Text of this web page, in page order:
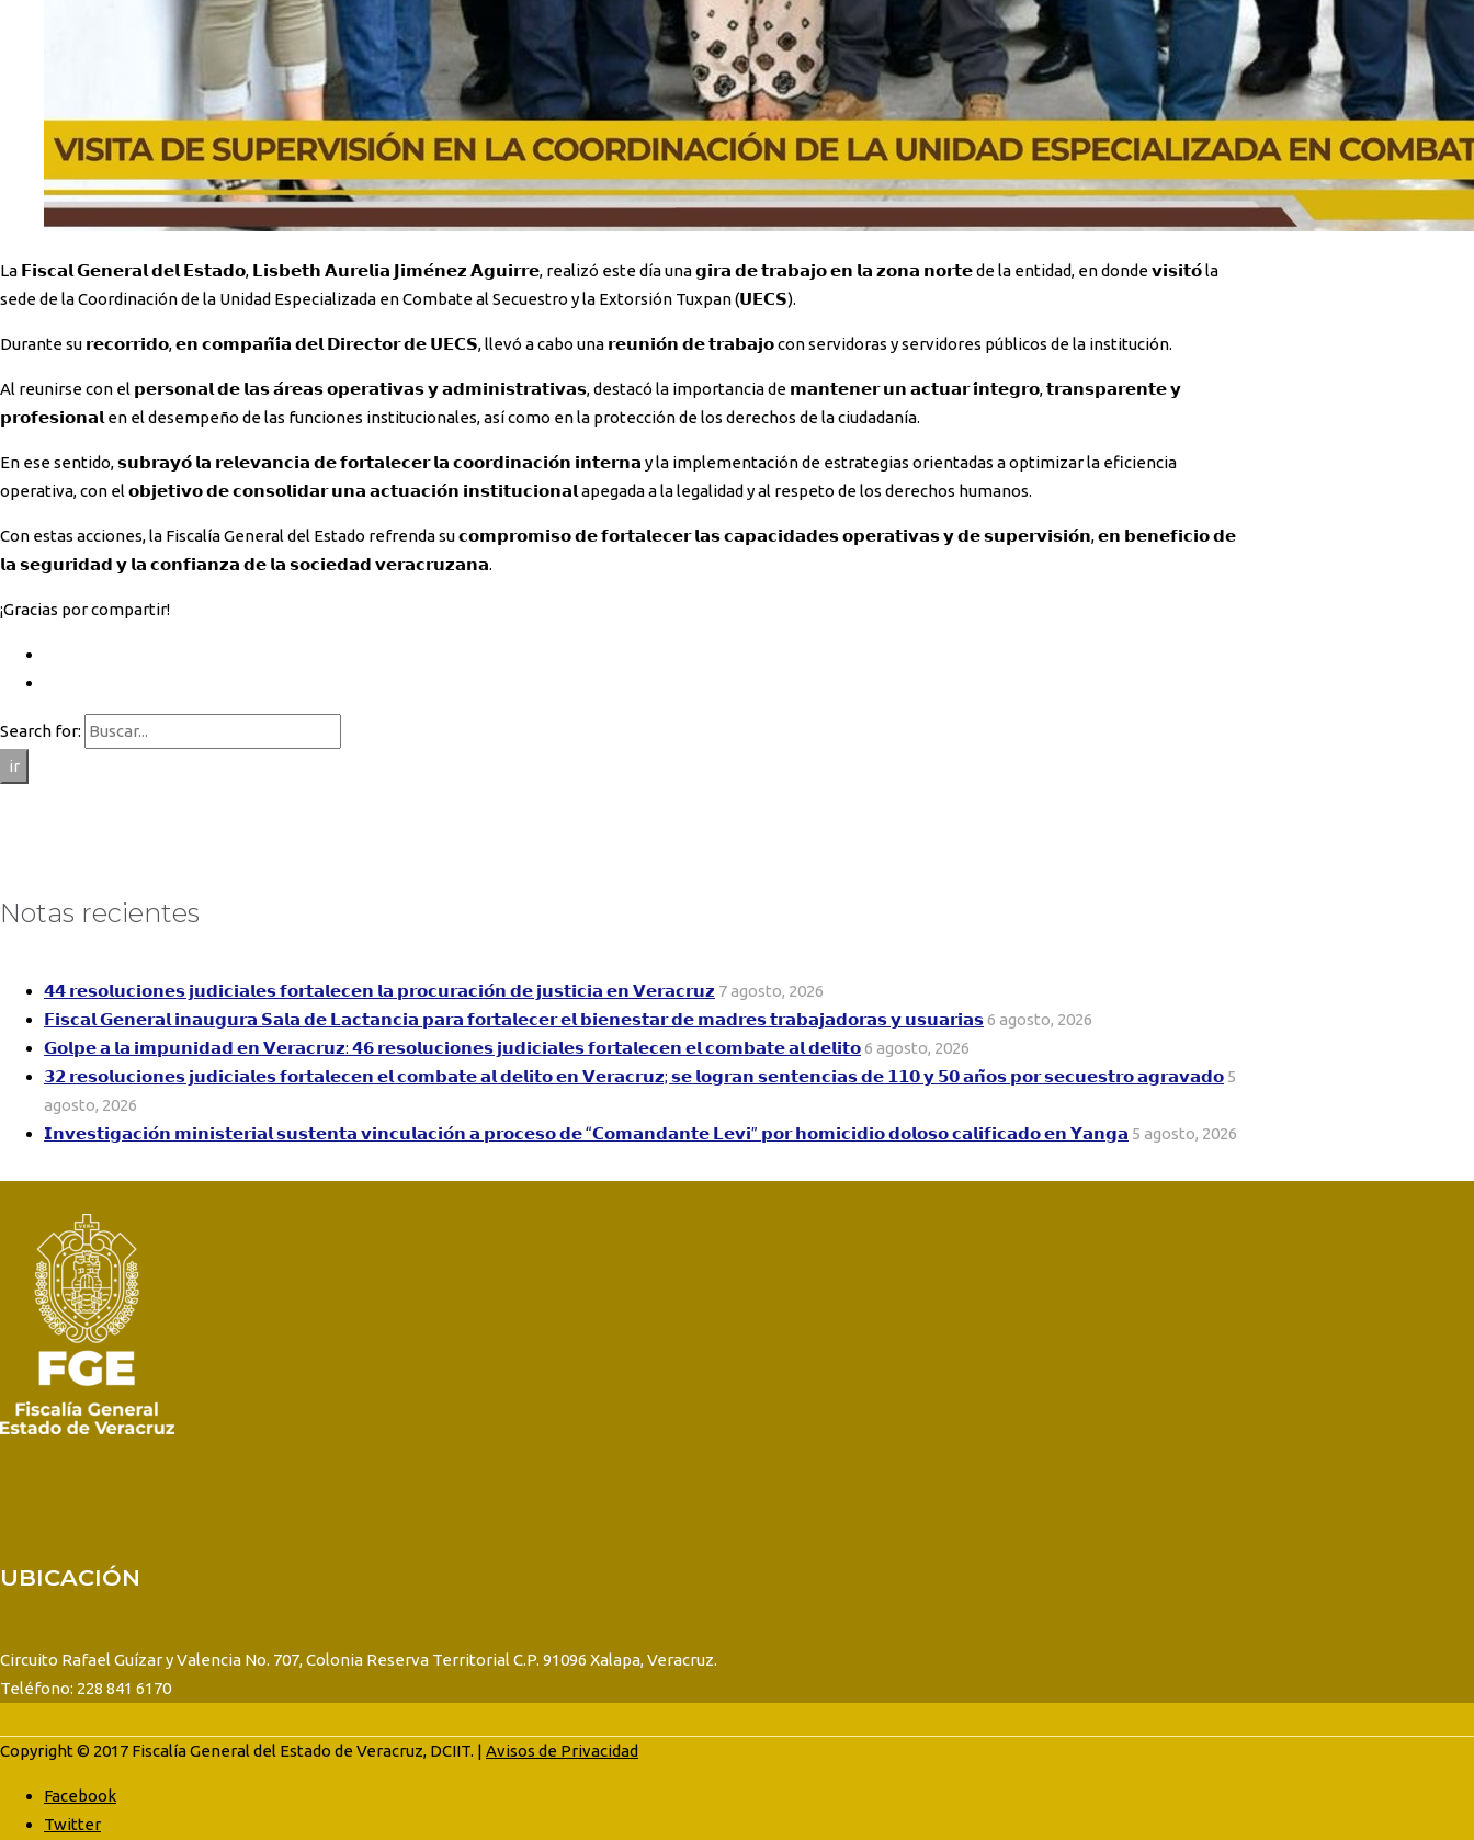
La 𝗙𝗶𝘀𝗰𝗮𝗹 𝗚𝗲𝗻𝗲𝗿𝗮𝗹 𝗱𝗲𝗹 𝗘𝘀𝘁𝗮𝗱𝗼, 𝗟𝗶𝘀𝗯𝗲𝘁𝗵 𝗔𝘂𝗿𝗲𝗹𝗶𝗮 𝗝𝗶𝗺𝗲́𝗻𝗲𝘇 𝗔𝗴𝘂𝗶𝗿𝗿𝗲, realizó este día una 𝗴𝗶𝗿𝗮 𝗱𝗲 𝘁𝗿𝗮𝗯𝗮𝗷𝗼 𝗲𝗻 𝗹𝗮 𝘇𝗼𝗻𝗮 𝗻𝗼𝗿𝘁𝗲 de la entidad, en donde 𝘃𝗶𝘀𝗶𝘁𝗼́ la
sede de la Coordinación de la Unidad Especializada en Combate al Secuestro y la Extorsión Tuxpan (𝗨𝗘𝗖𝗦).
Durante su 𝗿𝗲𝗰𝗼𝗿𝗿𝗶𝗱𝗼, 𝗲𝗻 𝗰𝗼𝗺𝗽𝗮𝗻̃𝗶́𝗮 𝗱𝗲𝗹 𝗗𝗶𝗿𝗲𝗰𝘁𝗼𝗿 𝗱𝗲 𝗨𝗘𝗖𝗦, llevó a cabo una 𝗿𝗲𝘂𝗻𝗶𝗼́𝗻 𝗱𝗲 𝘁𝗿𝗮𝗯𝗮𝗷𝗼 con servidoras y servidores públicos de la institución.
Al reunirse con el 𝗽𝗲𝗿𝘀𝗼𝗻𝗮𝗹 𝗱𝗲 𝗹𝗮𝘀 𝗮́𝗿𝗲𝗮𝘀 𝗼𝗽𝗲𝗿𝗮𝘁𝗶𝘃𝗮𝘀 𝘆 𝗮𝗱𝗺𝗶𝗻𝗶𝘀𝘁𝗿𝗮𝘁𝗶𝘃𝗮𝘀, destacó la importancia de 𝗺𝗮𝗻𝘁𝗲𝗻𝗲𝗿 𝘂𝗻 𝗮𝗰𝘁𝘂𝗮𝗿 𝗶́𝗻𝘁𝗲𝗴𝗿𝗼, 𝘁𝗿𝗮𝗻𝘀𝗽𝗮𝗿𝗲𝗻𝘁𝗲 𝘆
𝗽𝗿𝗼𝗳𝗲𝘀𝗶𝗼𝗻𝗮𝗹 en el desempeño de las funciones institucionales, así como en la protección de los derechos de la ciudadanía.
En ese sentido, 𝘀𝘂𝗯𝗿𝗮𝘆𝗼́ 𝗹𝗮 𝗿𝗲𝗹𝗲𝘃𝗮𝗻𝗰𝗶𝗮 𝗱𝗲 𝗳𝗼𝗿𝘁𝗮𝗹𝗲𝗰𝗲𝗿 𝗹𝗮 𝗰𝗼𝗼𝗿𝗱𝗶𝗻𝗮𝗰𝗶𝗼́𝗻 𝗶𝗻𝘁𝗲𝗿𝗻𝗮 y la implementación de estrategias orientadas a optimizar la eficiencia
operativa, con el 𝗼𝗯𝗷𝗲𝘁𝗶𝘃𝗼 𝗱𝗲 𝗰𝗼𝗻𝘀𝗼𝗹𝗶𝗱𝗮𝗿 𝘂𝗻𝗮 𝗮𝗰𝘁𝘂𝗮𝗰𝗶𝗼́𝗻 𝗶𝗻𝘀𝘁𝗶𝘁𝘂𝗰𝗶𝗼𝗻𝗮𝗹 apegada a la legalidad y al respeto de los derechos humanos.
Con estas acciones, la Fiscalía General del Estado refrenda su 𝗰𝗼𝗺𝗽𝗿𝗼𝗺𝗶𝘀𝗼 𝗱𝗲 𝗳𝗼𝗿𝘁𝗮𝗹𝗲𝗰𝗲𝗿 𝗹𝗮𝘀 𝗰𝗮𝗽𝗮𝗰𝗶𝗱𝗮𝗱𝗲𝘀 𝗼𝗽𝗲𝗿𝗮𝘁𝗶𝘃𝗮𝘀 𝘆 𝗱𝗲 𝘀𝘂𝗽𝗲𝗿𝘃𝗶𝘀𝗶𝗼́𝗻, 𝗲𝗻 𝗯𝗲𝗻𝗲𝗳𝗶𝗰𝗶𝗼 𝗱𝗲
𝗹𝗮 𝘀𝗲𝗴𝘂𝗿𝗶𝗱𝗮𝗱 𝘆 𝗹𝗮 𝗰𝗼𝗻𝗳𝗶𝗮𝗻𝘇𝗮 𝗱𝗲 𝗹𝗮 𝘀𝗼𝗰𝗶𝗲𝗱𝗮𝗱 𝘃𝗲𝗿𝗮𝗰𝗿𝘂𝘇𝗮𝗻𝗮.
¡Gracias por compartir!
Search for:
ir
Notas recientes
𝟰𝟰 𝗿𝗲𝘀𝗼𝗹𝘂𝗰𝗶𝗼𝗻𝗲𝘀 𝗷𝘂𝗱𝗶𝗰𝗶𝗮𝗹𝗲𝘀 𝗳𝗼𝗿𝘁𝗮𝗹𝗲𝗰𝗲𝗻 𝗹𝗮 𝗽𝗿𝗼𝗰𝘂𝗿𝗮𝗰𝗶𝗼́𝗻 𝗱𝗲 𝗷𝘂𝘀𝘁𝗶𝗰𝗶𝗮 𝗲𝗻 𝗩𝗲𝗿𝗮𝗰𝗿𝘂𝘇 7 agosto, 2026
𝗙𝗶𝘀𝗰𝗮𝗹 𝗚𝗲𝗻𝗲𝗿𝗮𝗹 𝗶𝗻𝗮𝘂𝗴𝘂𝗿𝗮 𝗦𝗮𝗹𝗮 𝗱𝗲 𝗟𝗮𝗰𝘁𝗮𝗻𝗰𝗶𝗮 𝗽𝗮𝗿𝗮 𝗳𝗼𝗿𝘁𝗮𝗹𝗲𝗰𝗲𝗿 𝗲𝗹 𝗯𝗶𝗲𝗻𝗲𝘀𝘁𝗮𝗿 𝗱𝗲 𝗺𝗮𝗱𝗿𝗲𝘀 𝘁𝗿𝗮𝗯𝗮𝗷𝗮𝗱𝗼𝗿𝗮𝘀 𝘆 𝘂𝘀𝘂𝗮𝗿𝗶𝗮𝘀6 agosto, 2026
𝗚𝗼𝗹𝗽𝗲 𝗮 𝗹𝗮 𝗶𝗺𝗽𝘂𝗻𝗶𝗱𝗮𝗱 𝗲𝗻 𝗩𝗲𝗿𝗮𝗰𝗿𝘂𝘇: 𝟰𝟲 𝗿𝗲𝘀𝗼𝗹𝘂𝗰𝗶𝗼𝗻𝗲𝘀 𝗷𝘂𝗱𝗶𝗰𝗶𝗮𝗹𝗲𝘀 𝗳𝗼𝗿𝘁𝗮𝗹𝗲𝗰𝗲𝗻 𝗲𝗹 𝗰𝗼𝗺𝗯𝗮𝘁𝗲 𝗮𝗹 𝗱𝗲𝗹𝗶𝘁𝗼6 agosto, 2026
𝟯𝟮 𝗿𝗲𝘀𝗼𝗹𝘂𝗰𝗶𝗼𝗻𝗲𝘀 𝗷𝘂𝗱𝗶𝗰𝗶𝗮𝗹𝗲𝘀 𝗳𝗼𝗿𝘁𝗮𝗹𝗲𝗰𝗲𝗻 𝗲𝗹 𝗰𝗼𝗺𝗯𝗮𝘁𝗲 𝗮𝗹 𝗱𝗲𝗹𝗶𝘁𝗼 𝗲𝗻 𝗩𝗲𝗿𝗮𝗰𝗿𝘂𝘇; 𝘀𝗲 𝗹𝗼𝗴𝗿𝗮𝗻 𝘀𝗲𝗻𝘁𝗲𝗻𝗰𝗶𝗮𝘀 𝗱𝗲 𝟭𝟭𝟬 𝘆 𝟱𝟬 𝗮𝗻̃𝗼𝘀 𝗽𝗼𝗿 𝘀𝗲𝗰𝘂𝗲𝘀𝘁𝗿𝗼 𝗮𝗴𝗿𝗮𝘃𝗮𝗱𝗼 5
agosto, 2026
𝗜𝗻𝘃𝗲𝘀𝘁𝗶𝗴𝗮𝗰𝗶𝗼́𝗻 𝗺𝗶𝗻𝗶𝘀𝘁𝗲𝗿𝗶𝗮𝗹 𝘀𝘂𝘀𝘁𝗲𝗻𝘁𝗮 𝘃𝗶𝗻𝗰𝘂𝗹𝗮𝗰𝗶𝗼́𝗻 𝗮 𝗽𝗿𝗼𝗰𝗲𝘀𝗼 𝗱𝗲 “𝗖𝗼𝗺𝗮𝗻𝗱𝗮𝗻𝘁𝗲 𝗟𝗲𝘃𝗶” 𝗽𝗼𝗿 𝗵𝗼𝗺𝗶𝗰𝗶𝗱𝗶𝗼 𝗱𝗼𝗹𝗼𝘀𝗼 𝗰𝗮𝗹𝗶𝗳𝗶𝗰𝗮𝗱𝗼 𝗲𝗻 𝗬𝗮𝗻𝗴𝗮 5 agosto, 2026
UBICACIÓN
Circuito Rafael Guízar y Valencia No. 707, Colonia Reserva Territorial C.P. 91096 Xalapa, Veracruz.
Teléfono: 228 841 6170
Copyright © 2017 Fiscalía General del Estado de Veracruz, DCIIT. | Avisos de Privacidad
Facebook
Twitter